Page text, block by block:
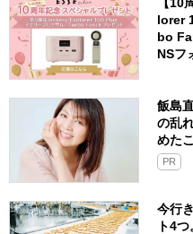
lorer
bo
NSフ
飯島
の乱
めた
PR
今行
ト4